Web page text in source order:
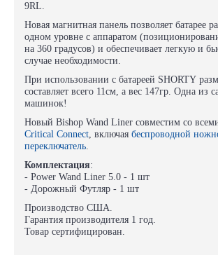
9RL.
Новая магнитная панель позволяет батарее
одном уровне с аппаратом
на 360 градусов) и обеспечивает легкую и
случае необходимости.
При использовании с батареей SHORTY
составляет всего 11см, а вес 147гр. Одна из
машинок!
Новый Bishop Wand Liner совместим со
Critical Connect, включая беспроводной
переключатель.
Комплектация:
- Power Wand Liner 5.0 - 1 шт
- Дорожный Футляр - 1 шт
Производство США.
Гарантия производителя 1 год.
Товар сертифицирован.